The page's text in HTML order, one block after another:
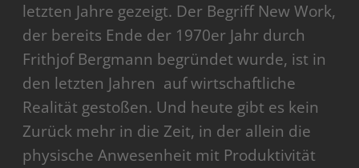
letzten Jahre gezeigt. Der Begriff New Work,
der bereits Ende der 1970er Jahr durch
Frithjof Bergmann begründet wurde, ist in
den letzten Jahren auf wirtschaftliche
Realität gestoßen. Und heute gibt es kein
Zurück mehr in die Zeit, in der allein die
physische Anwesenheit mit Produktivität